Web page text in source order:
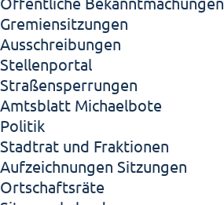
Gremiensitzungen
Ausschreibungen
Stellenportal
Straßensperrungen
Amtsblatt Michaelbote
Politik
Stadtrat und Fraktionen
Aufzeichnungen Sitzungen
Ortschaftsräte